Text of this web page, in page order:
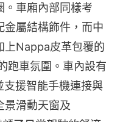
。車廂內部同樣考
金屬結構飾件，而中
上Nappa皮革包覆的
跑車氛圍。車內設有
援智能手機連接與
景滑動天窗及